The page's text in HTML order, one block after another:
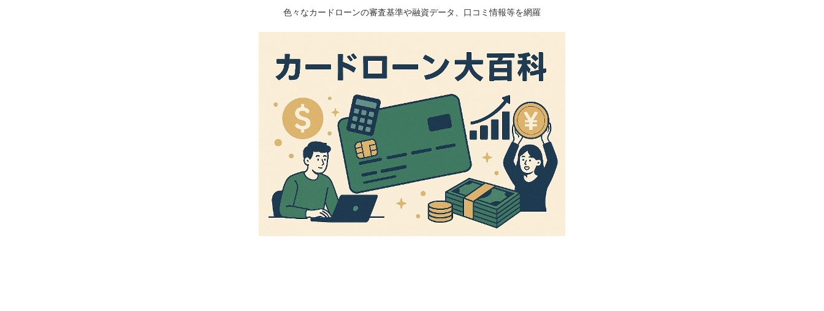
色々なカードローンの審査基準や融資データ、口コミ情報等を網羅